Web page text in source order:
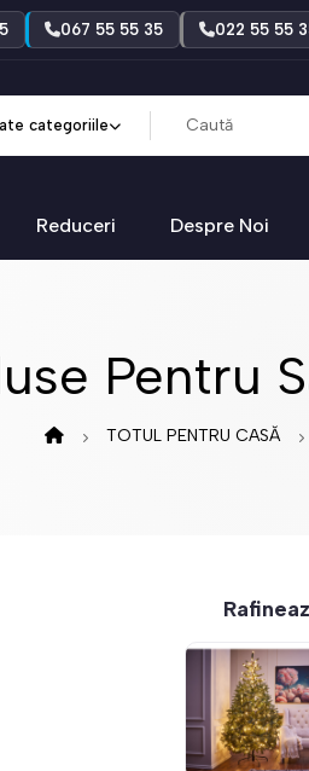
067 55 55 35 022 55 55
categoriile
Reduceri Despre Noi
Pentru
TOTUL PENTRU CASĂ